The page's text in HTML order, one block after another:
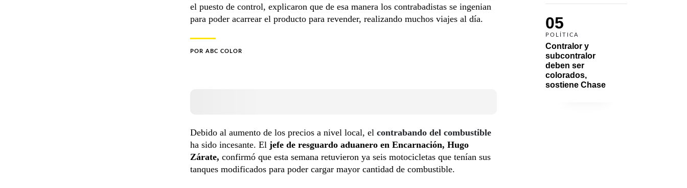
05
POLÍTICA
Contralor y
subcontralor
deben ser
colorados,
sostiene Chase
el puesto de control, explicaron que de esa manera los contrabadistas se ingenian
para poder acarrear el producto para revender, realizando muchos viajes al día.
POR ABC COLOR
Debido al aumento de los precios a nivel local, el contrabando del combustible
ha sido incesante. El jefe de resguardo aduanero en Encarnación, Hugo
Zárate, confirmó que esta semana retuvieron ya seis motocicletas que tenían sus
tanques modificados para poder cargar mayor cantidad de combustible.